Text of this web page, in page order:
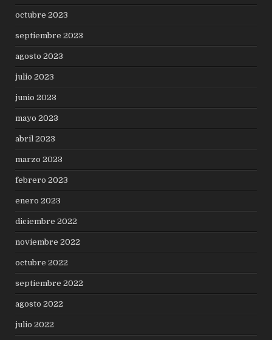
octubre 2023
septiembre 2023
agosto 2023
julio 2023
junio 2023
mayo 2023
abril 2023
marzo 2023
febrero 2023
enero 2023
diciembre 2022
noviembre 2022
octubre 2022
septiembre 2022
agosto 2022
julio 2022